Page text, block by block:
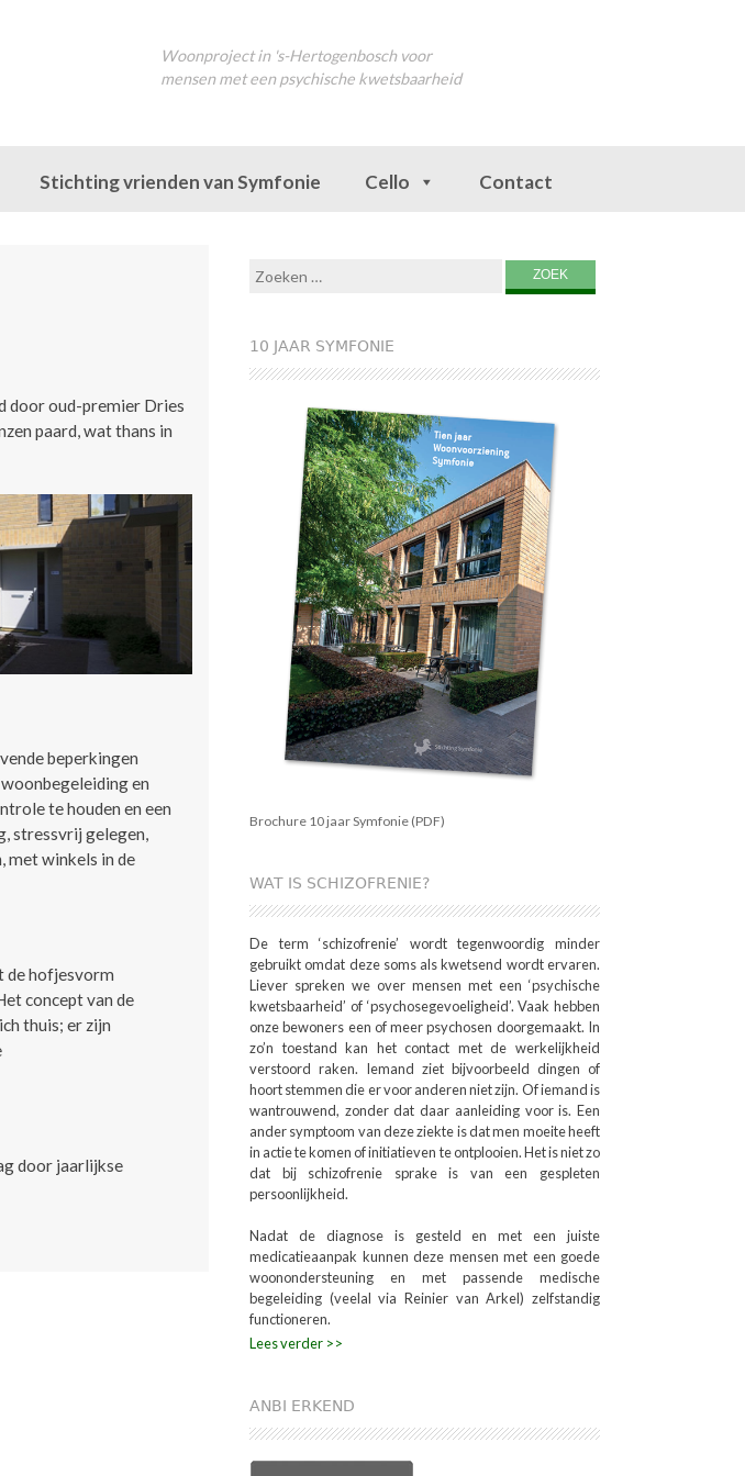
Woonproject in 's-Hertogenbosch voor
mensen met een psychische kwetsbaarheid
Stichting vrienden van Symfonie Cello Contact
door oud-premier Dries
paard, wat thans in
beperkingen
en
te houden en een
stressvrij gelegen,
met winkels in de
de hofjesvorm
concept van de
thuis; er zijn
door jaarlijkse
Zoeken naar:
10 JAAR SYMFONIE
Brochure 10 jaar Symfonie (PDF)
WAT IS SCHIZOFRENIE?
De term ‘schizofrenie’ wordt tegenwoordig minder
gebruikt omdat deze soms als kwetsend wordt ervaren.
Liever spreken we over mensen met een ‘psychische
kwetsbaarheid’ of ‘psychosegevoeligheid’. Vaak hebben
onze bewoners een of meer psychosen doorgemaakt. In
zo’n toestand kan het contact met de werkelijkheid
verstoord raken. Iemand ziet bijvoorbeeld dingen of
hoort stemmen die er voor anderen niet zijn. Of iemand is
wantrouwend, zonder dat daar aanleiding voor is. Een
ander symptoom van deze ziekte is dat men moeite heeft
in actie te komen of initiatieven te ontplooien. Het is niet zo
dat bij schizofrenie sprake is van een gespleten
persoonlijkheid.
Nadat de diagnose is gesteld en met een juiste
medicatieaanpak kunnen deze mensen met een goede
woonondersteuning en met passende medische
begeleiding (veelal via Reinier van Arkel) zelfstandig
functioneren.
Lees verder >>
ANBI ERKEND